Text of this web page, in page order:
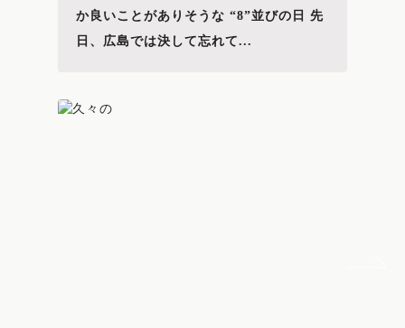
か良いことがありそうな “8”並びの日 先
日、広島では決して忘れて...